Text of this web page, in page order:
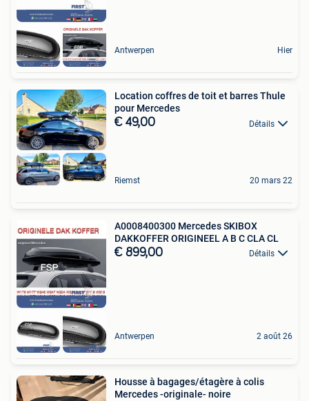
Antwerpen Hier
Location coffres de toit et barres Thule
pour Mercedes
€ 49,00 Détails
Riemst 20 mars 22
A0008400300 Mercedes SKIBOX
DAKKOFFER ORIGINEEL A B C CLA CL
€ 899,00 Détails
Antwerpen 2 août 26
Housse à bagages/étagère à colis
Mercedes -originale- noire